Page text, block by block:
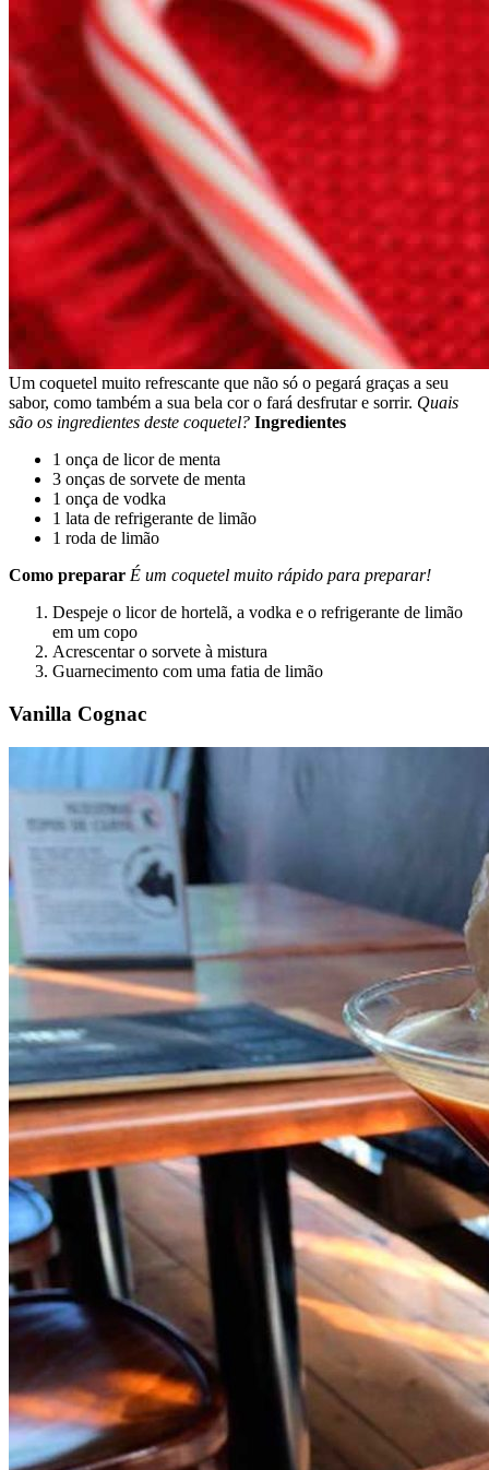
Um coquetel muito refrescante que não só o pegará graças a seu
sabor, como também a sua bela cor o fará desfrutar e sorrir. Quais
são os ingredientes deste coquetel? Ingredientes
1 onça de licor de menta
3 onças de sorvete de menta
1 onça de vodka
1 lata de refrigerante de limão
1 roda de limão
Como preparar É um coquetel muito rápido para preparar!
Despeje o licor de hortelã, a vodka e o refrigerante de limão
em um copo
Acrescentar o sorvete à mistura
Guarnecimento com uma fatia de limão
Vanilla Cognac